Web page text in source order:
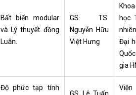
Bất biến modular
và Lý thuyết đồng
Luân.
GS. TS.
Nguyễn Hữu
Việt Hưng
Khoa
học
Đại
Quốc
gia
Độ phức tạp tính
GS. Lê Tuấn
Viện